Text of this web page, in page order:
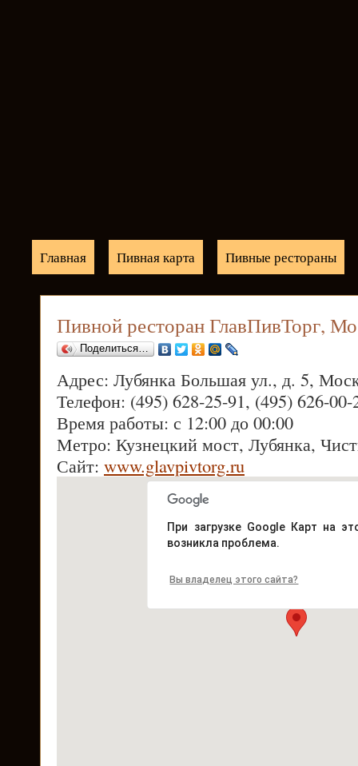
Главная Пивная карта Пивные рестораны
Пивной ресторан ГлавПивТорг,
Поделиться…
Адрес: Лубянка Большая ул., д. 5,
Телефон: (495) 628-25-91, (495) 626-00-
Время работы: с 12:00 до 00:00
Метро: Кузнецкий мост, Лубянка,
Сайт: www.glavpivtorg.ru
При загрузке Google Карт на
возникла проблема.
Вы владелец этого сайта?